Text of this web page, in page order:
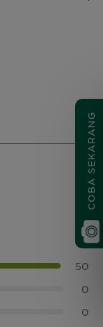
50
0
0
COBA SEKARANG